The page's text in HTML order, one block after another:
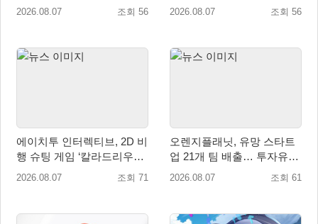
2026.08.07 조회 56 2026.08.07 조회 56
에이치투 인터렉티브, 2D 비
행 슈팅 게임 ‘칼라드리우스
2/다크 엘레멘트’ 올 겨울 전
2026.08.07 조회 71
오렌지플래닛, 유망 스타트
업 21개 팀 배출… 투자유치∙
매출성장 성과 눈길
2026.08.07 조회 61